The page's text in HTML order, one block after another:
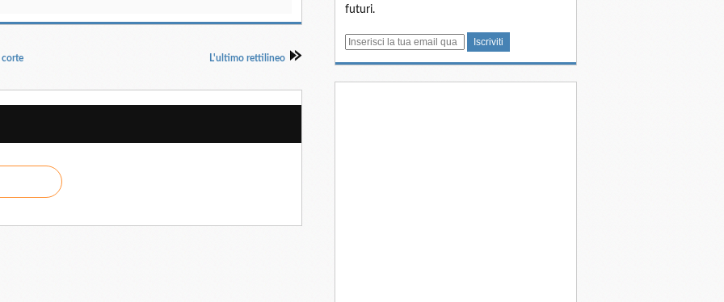
corte L'ultimo rettilineo
futuri.